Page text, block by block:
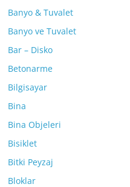
Banyo & Tuvalet
Banyo ve Tuvalet
Bar – Disko
Betonarme
Bilgisayar
Bina
Bina Objeleri
Bisiklet
Bitki Peyzaj
Bloklar